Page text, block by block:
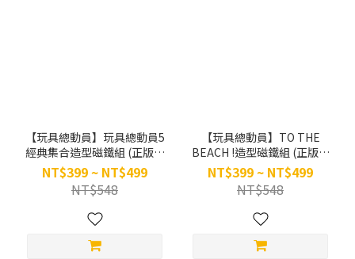
【玩具總動員】玩具總動員5
經典集合造型磁鐵組 (正版授
權)
NT$399 ~ NT$499
NT$548
【玩具總動員】TO THE
BEACH !造型磁鐵組 (正版授
權)
NT$399 ~ NT$499
NT$548